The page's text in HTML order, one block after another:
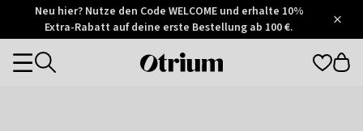
Otrium
Trustpilot
Neu hier? Nutze den Code WELCOME und erhalte 10%
Extra-Rabatt auf deine erste Bestellung ab 100 €.
Otrium
Categories